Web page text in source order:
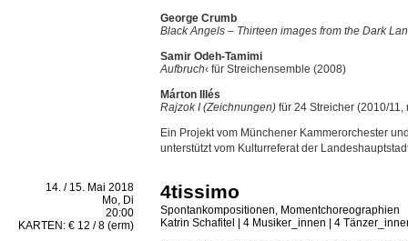
George Crumb
Black Angels – Thirteen images from the Dark
Samir Odeh-Tamimi
Aufbruch‹ für Streichensemble (2008)
Márton Illés
Rajzok I (Zeichnungen) für 24 Streicher (2010/11,
Ein Projekt vom Münchener Kammerorchester
unterstützt vom Kulturreferat der
14. / 15. Mai 2018
Mo, Di
20:00
KARTEN: € 12 / 8 (erm)
4tissimo
Spontankompositionen, Momentchoreographien
Katrin Schafitel | 4 Musiker_innen | 4